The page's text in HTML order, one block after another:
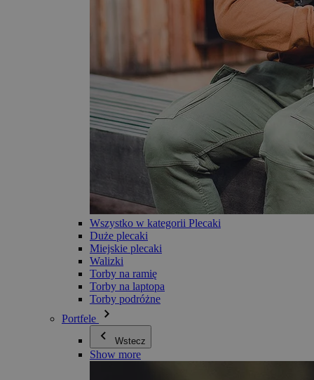
Wszystko w kategorii Plecaki
Duże plecaki
Miejskie plecaki
Walizki
Torby na ramię
Torby na laptopa
Torby podróżne
Portfele
Wstecz
Show more